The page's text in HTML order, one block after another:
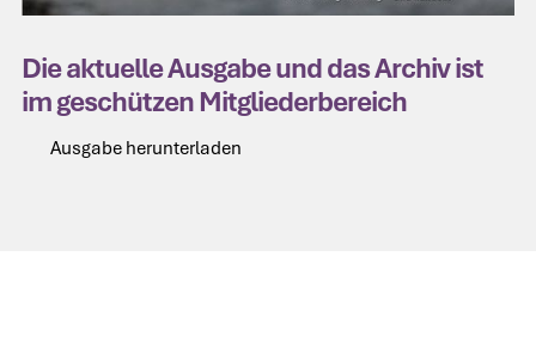
Die aktuelle Ausgabe und das Archiv ist
im geschützen Mitgliederbereich
Ausgabe herunterladen